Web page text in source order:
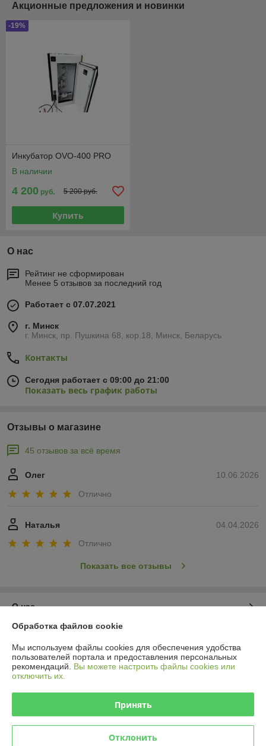
Акционные предложения и новинки
-19%
Инкубатор OVO-400 PRO
В наличии
4 200 руб. 5 200 руб.
Купить
О нас
Рейтинг не сформирован
Менее 5 отзывов за последний год
Работает с 07.07.2021
г. Минск
г. Минск, пр. Пушкина 68, кор.18, Минск, Беларусь
Контакты
Сегодня работает с 09:00 до 21:00
Показать весь график работы
Отзывы о магазине
45 отзывов за всё время
10.06.2026
Олег
Отлично
04.04.2026
Наталья
Отлично
Показать все отзывы
О нас
Доставка и оплата
Полная версия сайта
Обработка файлов cookie
Мы используем файлы cookies для обеспечения удобства
пользователей портала и предоставления персональных
рекомендаций. Вы можете настроить файлы cookies или
отключить их.
Принять
Отклонить